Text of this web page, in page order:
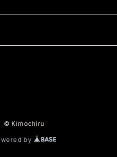
© Kimochiru
by